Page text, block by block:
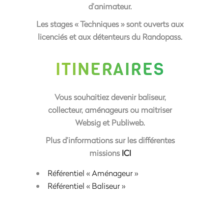
d’animateur.
Les stages « Techniques » sont ouverts aux
licenciés et aux détenteurs du Randopass.
ITINERAIRES
Vous souhaitiez devenir baliseur,
collecteur, aménageurs ou maitriser
Websig et Publiweb.
Plus d’informations sur les différentes
missions ICI
Référentiel « Aménageur »
Référentiel « Baliseur »